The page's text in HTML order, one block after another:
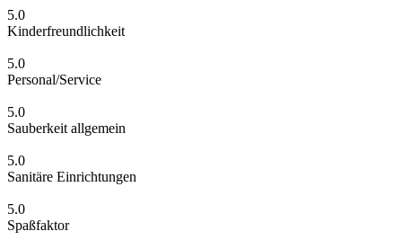
5.0
Kinderfreundlichkeit
5.0
Personal/Service
5.0
Sauberkeit allgemein
5.0
Sanitäre Einrichtungen
5.0
Spaßfaktor